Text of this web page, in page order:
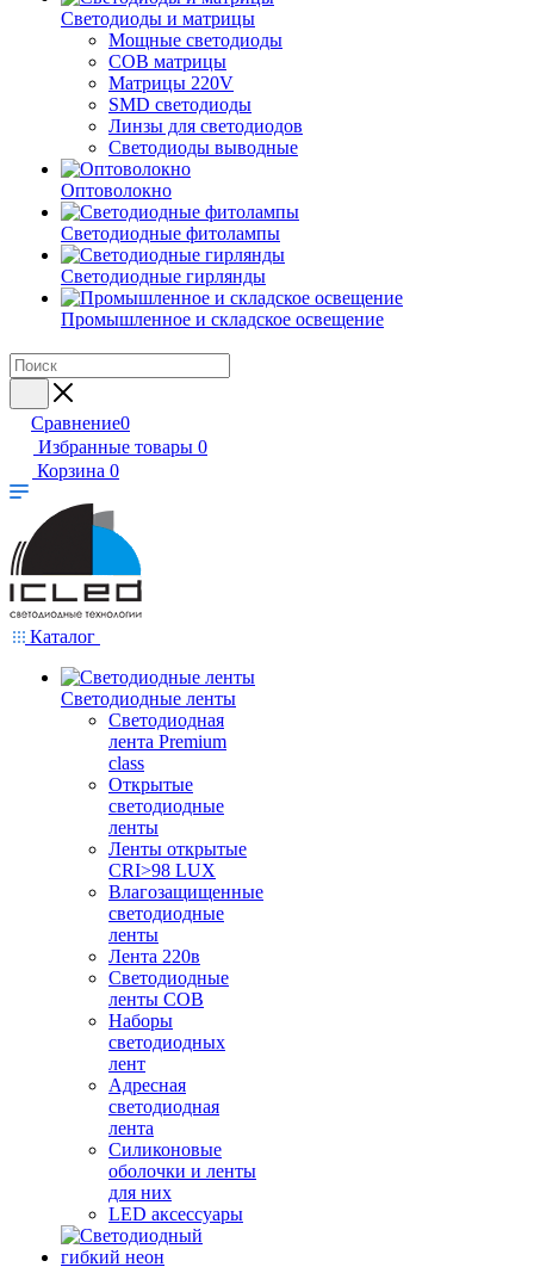
Светодиоды и матрицы
Мощные светодиоды
COB матрицы
Матрицы 220V
SMD светодиоды
Линзы для светодиодов
Светодиоды выводные
Оптоволокно
Светодиодные фитолампы
Светодиодные гирлянды
Промышленное и складское освещение
Сравнение0
Избранные товары 0
Корзина 0
Каталог
Светодиодные ленты
Светодиодная
лента Premium
class
Открытые
светодиодные
ленты
Ленты открытые
CRI>98 LUX
Влагозащищенные
светодиодные
ленты
Лента 220в
Светодиодные
ленты COB
Наборы
светодиодных
лент
Адресная
светодиодная
лента
Силиконовые
оболочки и ленты
для них
LED аксессуары